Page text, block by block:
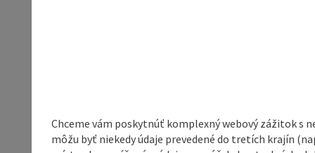
Chceme vám poskytnúť komplexný webový zážitok s
môžu byť niekedy údaje prevedené do tretích krajín